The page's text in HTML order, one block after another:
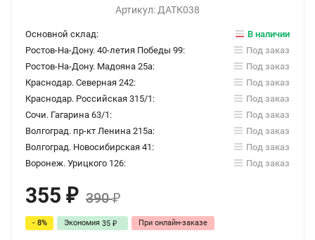
Артикул:ДАТК038
Основной склад:
В наличии
Ростов-На-Дону. 40-летия Победы 99:
Под заказ
Ростов-На-Дону. Мадояна 25а:
Под заказ
Краснодар. Северная 242:
Под заказ
Краснодар. Российская 315/1:
Под заказ
Сочи. Гагарина 63/1:
Под заказ
Волгоград. пр-кт Ленина 215а:
Под заказ
Волгоград. Новосибирская 41:
Под заказ
Воронеж. Урицкого 126:
Под заказ
355 ₽ 390₽
- 8% Экономия 35 ₽ При онлайн-заказе